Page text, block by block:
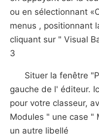
ou en sélectionnant
menus , positionnant
cliquant sur " Visual
3
Situer la fenêtre
gauche de l' éditeur.
pour votre classeur,
Modules " une case "
un autre libellé